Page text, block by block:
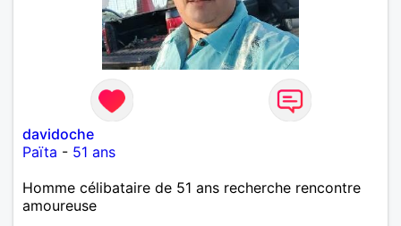
davidoche
Païta - 51 ans
Homme célibataire de 51 ans recherche rencontre
amoureuse